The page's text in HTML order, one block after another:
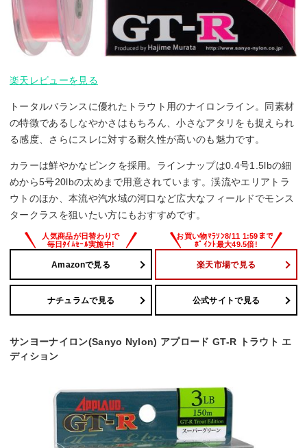
楽天レビューを見る
トータルバランスに優れたトラウト用のナイロンライン。同素材
の特徴であるしなやかさはもちろん、小さなアタリをも捉えられ
る感度、さらにスレに対する耐久性が高いのも魅力です。
カラーは鮮やかなピンクを採用。ラインナップは0.4号1.5lbの細
めから5号20lbの太めまで用意されています。渓流やエリアトラ
ウトのほか、本流や汽水域の河口など広大なフィールドでモンス
タークラスを狙いたい方にもおすすめです。
Amazonで見る 楽天市場で見る
ナチュラムで見る 公式サイトで見る
サンヨーナイロン(Sanyo Nylon) アプロード GT-R トラウト エ
ディション